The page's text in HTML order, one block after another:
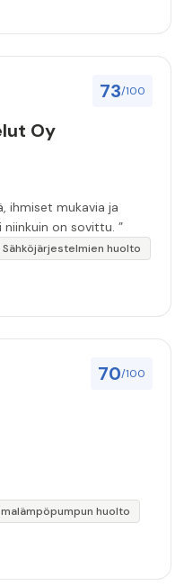
73/100
Oy
ihmiset mukavia ja
on sovittu. ”
Sähköjärjestelmien huolto
70/100
huolto